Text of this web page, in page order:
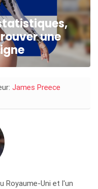
une
James Preece
Royaume-Uni et l'un